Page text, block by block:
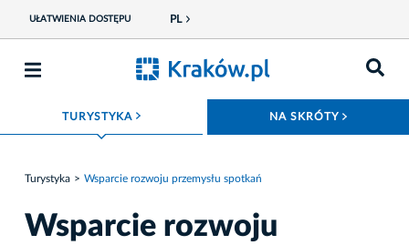
UŁATWIENIA DOSTĘPU PL
TURYSTYKA ROZWIŃ MENU NA SKRÓTY
Turystyka Wsparcie rozwoju przemysłu spotkań
Wsparcie rozwoju